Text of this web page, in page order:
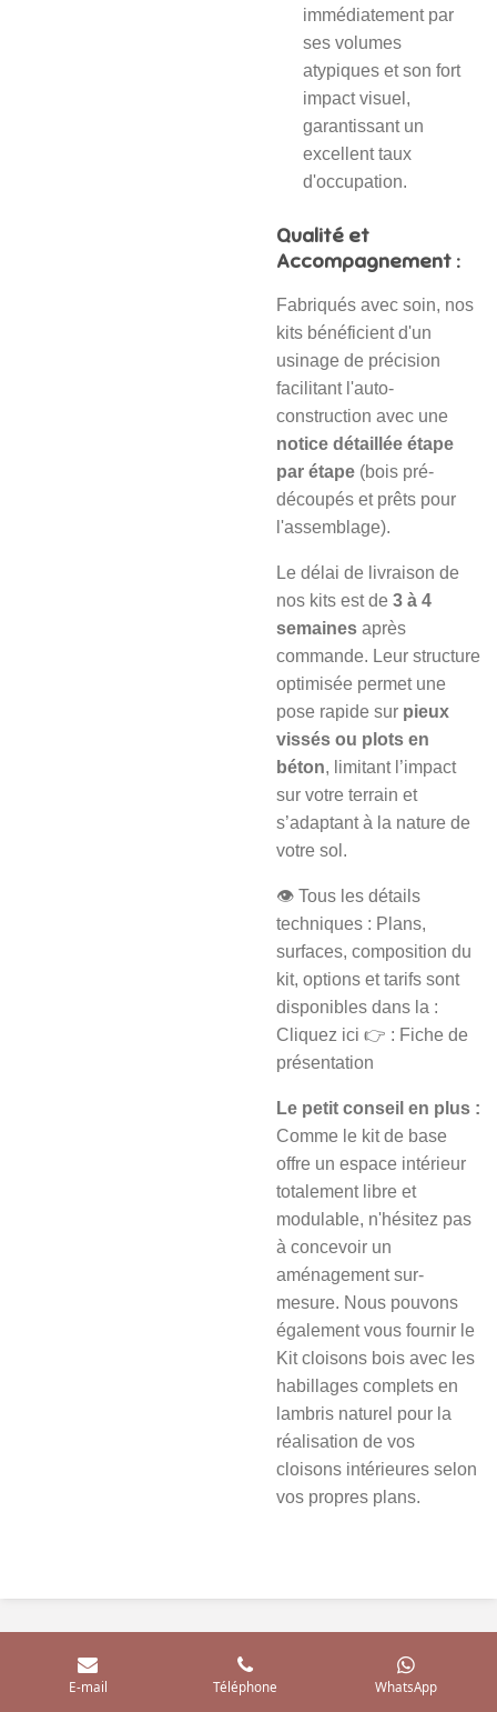
immédiatement par
ses volumes
atypiques et son fort
impact visuel,
garantissant un
excellent taux
d'occupation.
Qualité et
Accompagnement :
Fabriqués avec soin, nos
kits bénéficient d'un
usinage de précision
facilitant l'auto-
construction avec une
notice détaillée étape
par étape (bois pré-
découpés et prêts pour
l'assemblage).
Le délai de livraison de
nos kits est de 3 à 4
semaines après
commande. Leur structure
optimisée permet une
pose rapide sur pieux
vissés ou plots en
béton, limitant l’impact
sur votre terrain et
s’adaptant à la nature de
votre sol.
👁️ Tous les détails
techniques : Plans,
surfaces, composition du
kit, options et tarifs sont
disponibles dans la :
Cliquez ici 👉 : Fiche de
présentation
Le petit conseil en plus :
Comme le kit de base
offre un espace intérieur
totalement libre et
modulable, n'hésitez pas
à concevoir un
aménagement sur-
mesure. Nous pouvons
également vous fournir le
Kit cloisons bois avec les
habillages complets en
lambris naturel pour la
réalisation de vos
cloisons intérieures selon
vos propres plans.
E-mail Téléphone WhatsApp